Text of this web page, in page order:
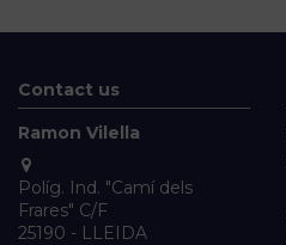
Contact us
Ramon Vilella
Políg. Ind. "Camí dels
Frares" C/F
25190 - LLEIDA